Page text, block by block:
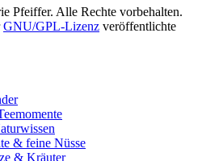
Pfeiffer. Alle Rechte vorbehalten.
GNU/GPL-Lizenz veröffentlichte
& feine Nüsse
& Kräuter